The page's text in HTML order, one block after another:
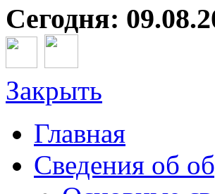
Сегодня:
Закрыть
Главная
Сведения об